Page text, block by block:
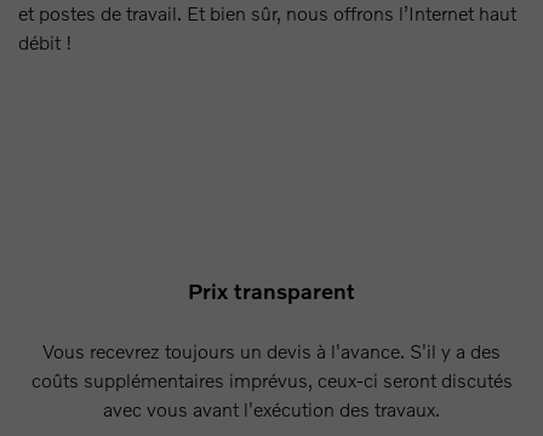
et postes de travail. Et bien sûr, nous offrons l’Internet haut
débit !
Prix ​​transparent
Vous recevrez toujours un devis à l'avance. S'il y a des
coûts supplémentaires imprévus, ceux-ci seront discutés
avec vous avant l'exécution des travaux.